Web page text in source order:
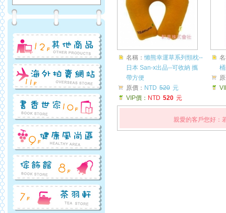
名稱： 懶熊幸運草系列頸枕--
日本 San-x出品--可收納 攜
帶方便
原價： NTD 520 元
VIP價： NTD 520 元
親愛的客戶您好：